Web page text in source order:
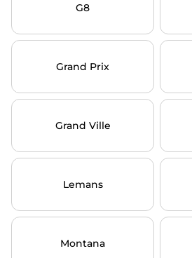
G8
Grand Prix
Grand Ville
Lemans
Montana